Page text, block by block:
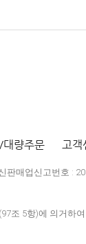
대량주문 고객
판매업신고번호 :
조 5항)에 의거하